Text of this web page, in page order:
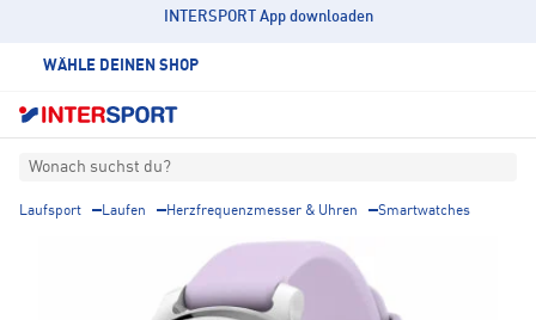
INTERSPORT App downloaden
WÄHLE DEINEN SHOP
Wonach suchst du?
Laufsport Laufen Herzfrequenzmesser & Uhren Smartwatches